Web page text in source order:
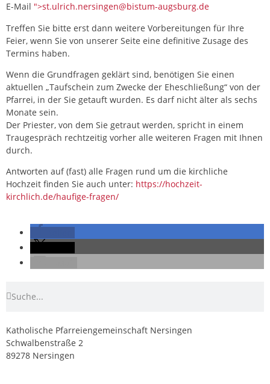
E-Mail ">st.ulrich.nersingen@bistum-augsburg.de
Treffen Sie bitte erst dann weitere Vorbereitungen für Ihre
Feier, wenn Sie von unserer Seite eine definitive Zusage des
Termins haben.
Wenn die Grundfragen geklärt sind, benötigen Sie einen
aktuellen „Taufschein zum Zwecke der Eheschließung“ von der
Pfarrei, in der Sie getauft wurden. Es darf nicht älter als sechs
Monate sein.
Der Priester, von dem Sie getraut werden, spricht in einem
Traugespräch rechtzeitig vorher alle weiteren Fragen mit Ihnen
durch.
Antworten auf (fast) alle Fragen rund um die kirchliche
Hochzeit finden Sie auch unter: https://hochzeit-
kirchlich.de/haufige-fragen/
Katholische Pfarreiengemeinschaft Nersingen
Schwalbenstraße 2
89278 Nersingen